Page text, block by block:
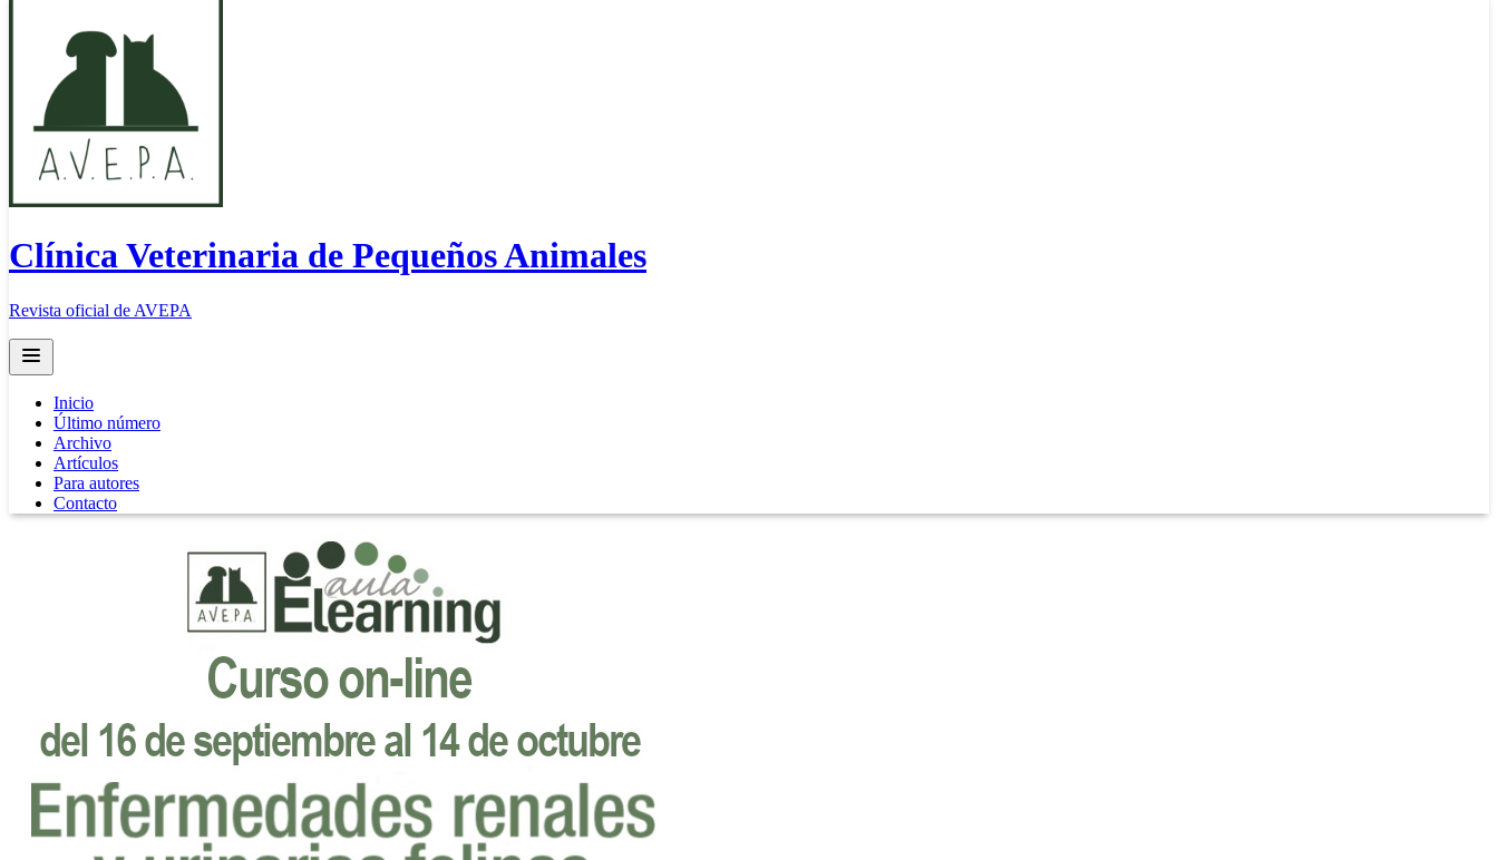
Clínica Veterinaria de Pequeños Animales
Revista oficial de AVEPA
Open main menu
Inicio
Último número
Archivo
Artículos
Para autores
Contacto